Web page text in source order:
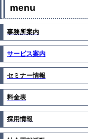
menu
事務所案内
サービス案内
セミナー情報
料金表
採用情報